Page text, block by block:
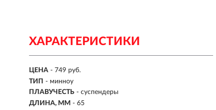
ХАРАКТЕРИСТИКИ
ЦЕНА - 749 руб.
ТИП - минноу
ПЛАВУЧЕСТЬ - суспендеры
ДЛИНА, ММ - 65